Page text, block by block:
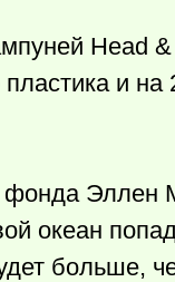
Head
и на
фонда Эллен
океан
больше,